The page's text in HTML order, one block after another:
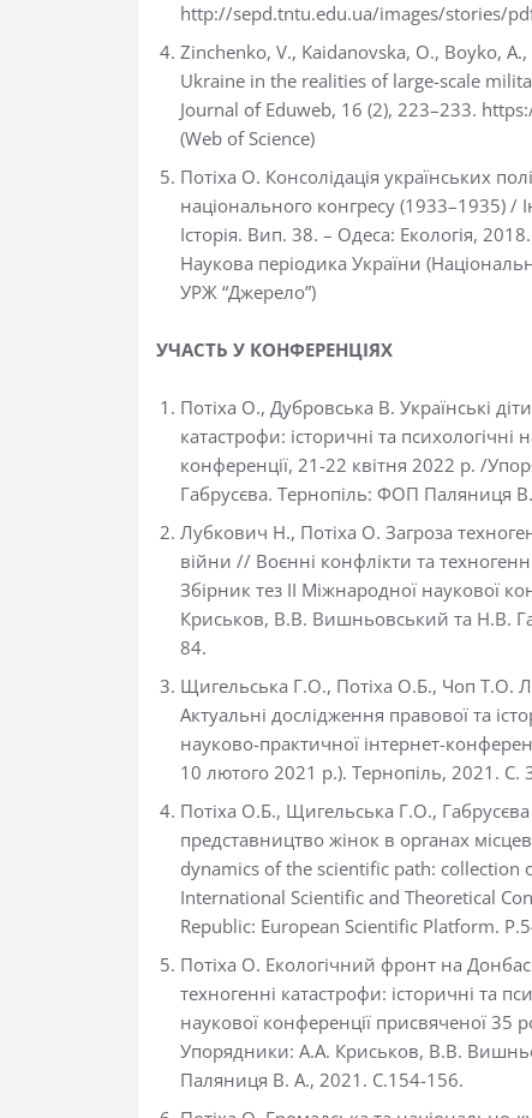
http://sepd.tntu.edu.ua/images/stories/
Zinchenko, V., Kaidanovska, O., Boyko,
Ukraine in the realities of large-scale
Journal of Eduweb, 16 (2), 223–233.
(Web of Science)
Потіха О. Консолідація українських
національного конгресу (1933–1935) /
Історія. Вип. 38. – Одеса: Екологія,
Наукова періодика України
УРЖ “Джерело”)
УЧАСТЬ У КОНФЕРЕНЦІЯХ
Потіха О., Дубровська В. Українські
катастрофи: історичні та психологічні
конференції, 21-22 квітня 2022 р. /
Габрусєва. Тернопіль: ФОП Паляниця
Лубкович Н., Потіха О. Загроза
війни // Воєнні конфлікти та
Збірник тез ІІ Міжнародної наукової
Криськов, В.В. Вишньовський та Н.В.
84.
Щигельська Г.О., Потіха О.Б., Чоп Т.О.
Актуальні дослідження правової та
науково-практичної інтернет-
10 лютого 2021 р.). Тернопіль, 2021. С.
Потіха О.Б., Щигельська Г.О.,
представництво жінок в органах
dynamics of the scientific path: collection
International Scientific and Theoretical
Republic: European Scientific Platform.
Потіха О. Екологічний фронт на
техногенні катастрофи: історичні та
наукової конференції присвяченої 35
Упорядники: А.А. Криськов, В.В.
Паляниця В. А., 2021. С.154-156.